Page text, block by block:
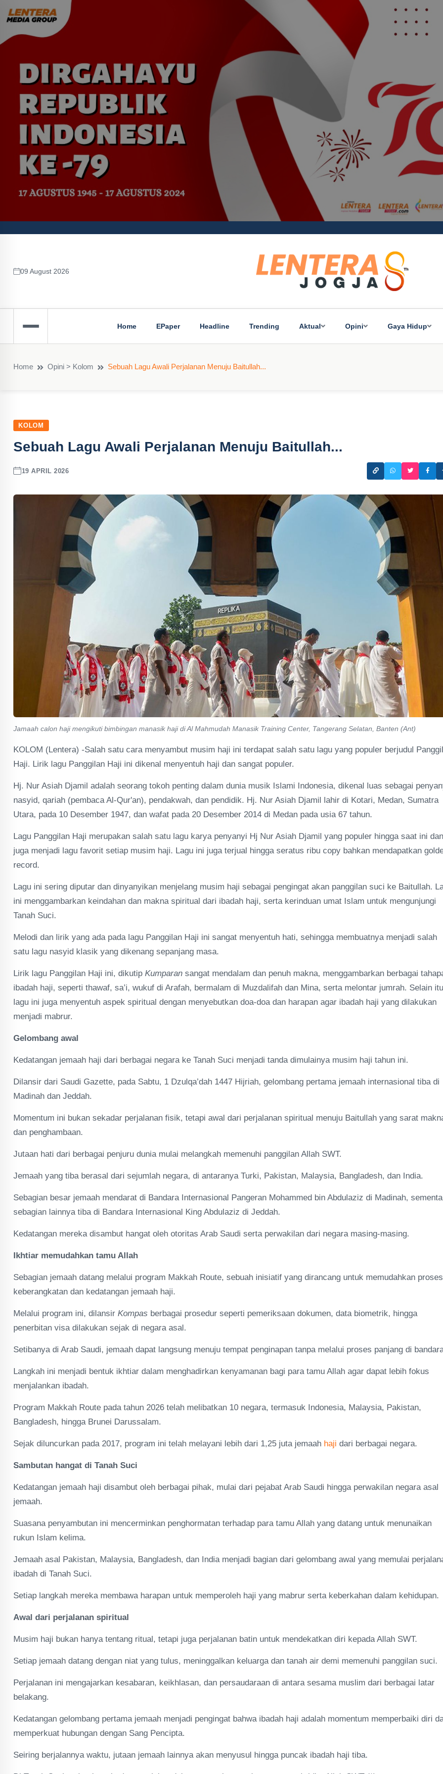
09 August 2026
Home EPaper Headline Trending Aktual Opini Gaya Hidup
Home Opini > Kolom Sebuah Lagu Awali Perjalanan Menuju Baitullah...
KOLOM
Sebuah Lagu Awali Perjalanan Menuju Baitullah...
19 APRIL 2026
Jamaah calon haji mengikuti bimbingan manasik haji di Al Mahmudah Manasik Training Center, Tangerang Selatan, Banten (Ant)
KOLOM (Lentera) -Salah satu cara menyambut musim haji ini terdapat salah satu lagu yang populer berjudul
Haji. Lirik lagu Panggilan Haji ini dikenal menyentuh haji dan sangat populer.
Hj. Nur Asiah Djamil adalah seorang tokoh penting dalam dunia musik Islami Indonesia, dikenal luas sebagai
nasyid, qariah (pembaca Al-Qur'an), pendakwah, dan pendidik. Hj. Nur Asiah Djamil lahir di Kotari, Medan, Sumatra
Utara, pada 10 Desember 1947, dan wafat pada 20 Desember 2014 di Medan pada usia 67 tahun.
Lagu Panggilan Haji merupakan salah satu lagu karya penyanyi Hj Nur Asiah Djamil yang populer hingga saat ini dan
juga menjadi lagu favorit setiap musim haji. Lagu ini juga terjual hingga seratus ribu copy bahkan mendapatkan
record.
Lagu ini sering diputar dan dinyanyikan menjelang musim haji sebagai pengingat akan panggilan suci ke Baitullah.
ini menggambarkan keindahan dan makna spiritual dari ibadah haji, serta kerinduan umat Islam untuk mengunjungi
Tanah Suci.
Melodi dan lirik yang ada pada lagu Panggilan Haji ini sangat menyentuh hati, sehingga membuatnya menjadi salah
satu lagu nasyid klasik yang dikenang sepanjang masa.
Lirik lagu Panggilan Haji ini, dikutip Kumparan sangat mendalam dan penuh makna, menggambarkan berbagai
ibadah haji, seperti thawaf, sa’i, wukuf di Arafah, bermalam di Muzdalifah dan Mina, serta melontar jumrah. Selain
lagu ini juga menyentuh aspek spiritual dengan menyebutkan doa-doa dan harapan agar ibadah haji yang dilakukan
menjadi mabrur.
Gelombang awal
Kedatangan jemaah haji dari berbagai negara ke Tanah Suci menjadi tanda dimulainya musim haji tahun ini.
Dilansir dari Saudi Gazette, pada Sabtu, 1 Dzulqa’dah 1447 Hijriah, gelombang pertama jemaah internasional tiba di
Madinah dan Jeddah.
Momentum ini bukan sekadar perjalanan fisik, tetapi awal dari perjalanan spiritual menuju Baitullah yang sarat
dan penghambaan.
Jutaan hati dari berbagai penjuru dunia mulai melangkah memenuhi panggilan Allah SWT.
Jemaah yang tiba berasal dari sejumlah negara, di antaranya Turki, Pakistan, Malaysia, Bangladesh, dan India.
Sebagian besar jemaah mendarat di Bandara Internasional Pangeran Mohammed bin Abdulaziz di Madinah,
sebagian lainnya tiba di Bandara Internasional King Abdulaziz di Jeddah.
Kedatangan mereka disambut hangat oleh otoritas Arab Saudi serta perwakilan dari negara masing-masing.
Ikhtiar memudahkan tamu Allah
Sebagian jemaah datang melalui program Makkah Route, sebuah inisiatif yang dirancang untuk memudahkan proses
keberangkatan dan kedatangan jemaah haji.
Melalui program ini, dilansir Kompas berbagai prosedur seperti pemeriksaan dokumen, data biometrik, hingga
penerbitan visa dilakukan sejak di negara asal.
Setibanya di Arab Saudi, jemaah dapat langsung menuju tempat penginapan tanpa melalui proses panjang di
Langkah ini menjadi bentuk ikhtiar dalam menghadirkan kenyamanan bagi para tamu Allah agar dapat lebih fokus
menjalankan ibadah.
Program Makkah Route pada tahun 2026 telah melibatkan 10 negara, termasuk Indonesia, Malaysia, Pakistan,
Bangladesh, hingga Brunei Darussalam.
Sejak diluncurkan pada 2017, program ini telah melayani lebih dari 1,25 juta jemaah haji dari berbagai negara.
Sambutan hangat di Tanah Suci
Kedatangan jemaah haji disambut oleh berbagai pihak, mulai dari pejabat Arab Saudi hingga perwakilan negara asal
jemaah.
Suasana penyambutan ini mencerminkan penghormatan terhadap para tamu Allah yang datang untuk menunaikan
rukun Islam kelima.
Jemaah asal Pakistan, Malaysia, Bangladesh, dan India menjadi bagian dari gelombang awal yang memulai
ibadah di Tanah Suci.
Setiap langkah mereka membawa harapan untuk memperoleh haji yang mabrur serta keberkahan dalam kehidupan.
Awal dari perjalanan spiritual
Musim haji bukan hanya tentang ritual, tetapi juga perjalanan batin untuk mendekatkan diri kepada Allah SWT.
Setiap jemaah datang dengan niat yang tulus, meninggalkan keluarga dan tanah air demi memenuhi panggilan suci.
Perjalanan ini mengajarkan kesabaran, keikhlasan, dan persaudaraan di antara sesama muslim dari berbagai latar
belakang.
Kedatangan gelombang pertama jemaah menjadi pengingat bahwa ibadah haji adalah momentum memperbaiki diri
memperkuat hubungan dengan Sang Pencipta.
Seiring berjalannya waktu, jutaan jemaah lainnya akan menyusul hingga puncak ibadah haji tiba.